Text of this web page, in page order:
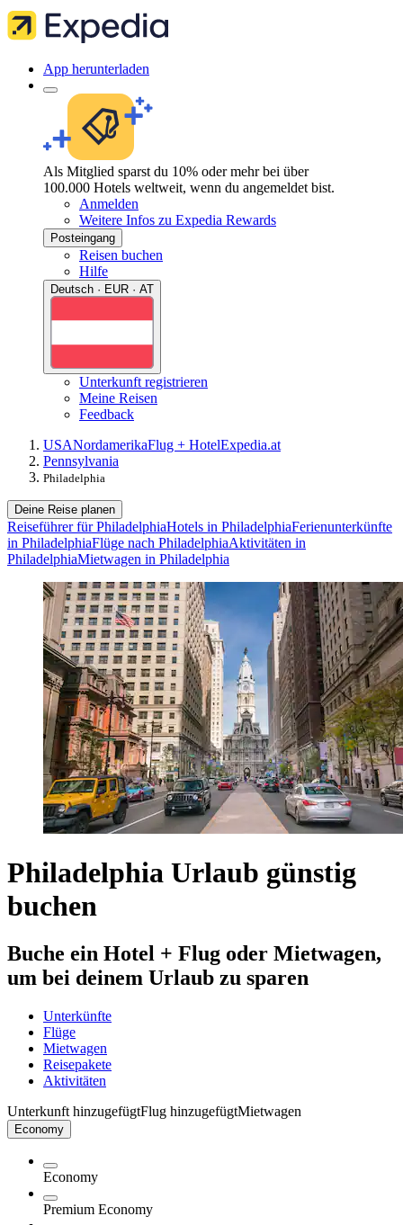
App herunterladen
Als Mitglied sparst du 10% oder mehr bei über
100.000 Hotels weltweit, wenn du angemeldet bist.
Anmelden
Weitere Infos zu Expedia Rewards
Posteingang
Reisen buchen
Hilfe
Deutsch · EUR · AT
Unterkunft registrieren
Meine Reisen
Feedback
USANordamerikaFlug + HotelExpedia.at
Pennsylvania
Philadelphia
Deine Reise planen
Reiseführer für PhiladelphiaHotels in PhiladelphiaFerienunterkünfte
in PhiladelphiaFlüge nach PhiladelphiaAktivitäten in
PhiladelphiaMietwagen in Philadelphia
Philadelphia Urlaub günstig
buchen
Buche ein Hotel + Flug oder Mietwagen,
um bei deinem Urlaub zu sparen
Unterkünfte
Flüge
Mietwagen
Reisepakete
Aktivitäten
Unterkunft hinzugefügtFlug hinzugefügtMietwagen
Economy
Economy
Premium Economy